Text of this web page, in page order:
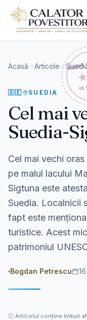
Sari la conținut
Acasă Articole
🇸🇪 SUEDIA
Cel mai
Suedia-
Cel mai vechi
pe malul lacului
Sigtuna este
Suedia. Localnicii
fapt este
turistice. Acest
patrimoniul
Bogdan Petrescu
ⓘ Articolul conține linkuri